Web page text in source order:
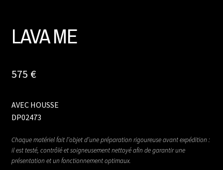
LAVA ME
575 €
AVEC HOUSSE
DP02473
Chaque matériel fait l’objet d’une préparation rigoureuse avant expédition :
il est testé, contrôlé et soigneusement nettoyé afin de garantir une
présentation et un fonctionnement optimaux.